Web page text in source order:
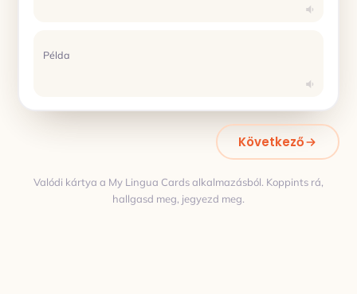
Példa
Következő
Valódi kártya a My Lingua Cards alkalmazásból. Koppints rá,
hallgasd meg, jegyezd meg.